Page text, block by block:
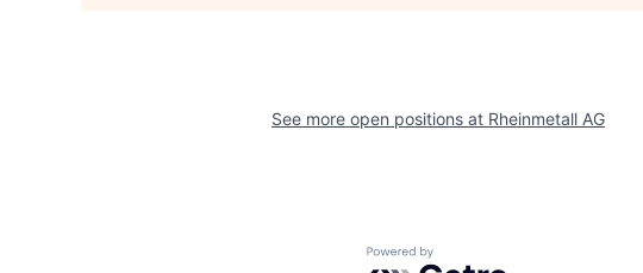
See more open positions at Rheinmetall AG
Powered by Getro.com